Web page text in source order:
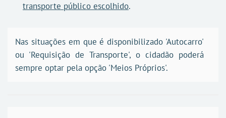
transporte público escolhido.
Nas situações em que é disponibilizado 'Autocarro'
ou 'Requisição de Transporte', o cidadão poderá
sempre optar pela opção 'Meios Próprios'.